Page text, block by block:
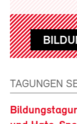
TAGUNGEN